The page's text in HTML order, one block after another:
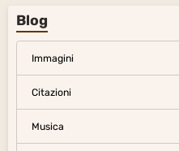
Blog
Immagini
Citazioni
Musica